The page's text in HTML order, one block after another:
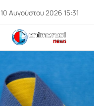
10 Αυγούστου 2026 15:31